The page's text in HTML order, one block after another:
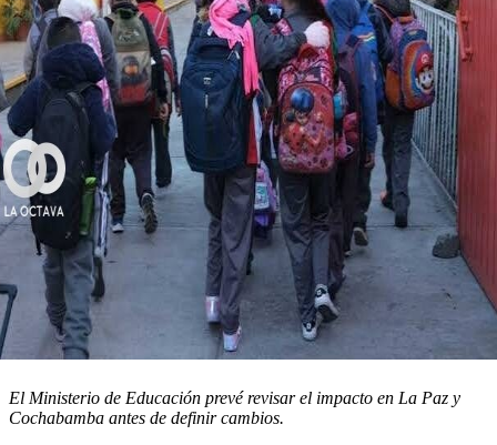
El Ministerio de Educación prevé revisar el impacto en La Paz y
Cochabamba antes de definir cambios.